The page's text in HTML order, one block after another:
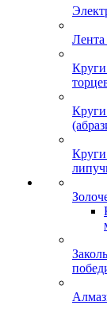
Лента
Круги
Круги